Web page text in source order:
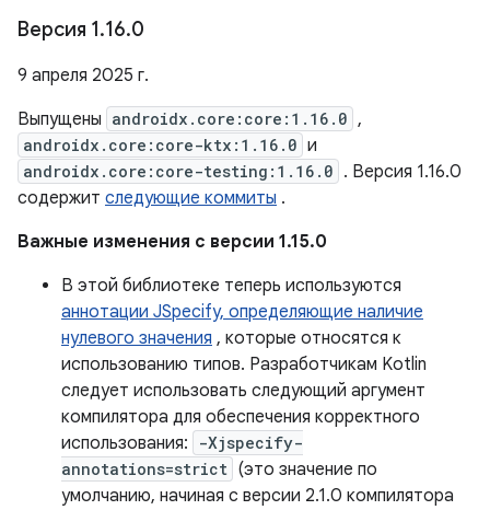
Версия 1.16.0
9 апреля 2025 г.
Выпущены androidx.core:core:1.16.0 ,
androidx.core:core-ktx:1.16.0 и
androidx.core:core-testing:1.16.0 . Версия 1.16.0
содержит следующие коммиты .
Важные изменения с версии 1.15.0
В этой библиотеке теперь используются
аннотации JSpecify, определяющие наличие
нулевого значения , которые относятся к
использованию типов. Разработчикам Kotlin
следует использовать следующий аргумент
компилятора для обеспечения корректного
использования:
-Xjspecify-
annotations=strict (это значение по
умолчанию, начиная с версии 2.1.0 компилятора